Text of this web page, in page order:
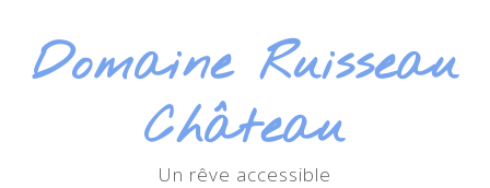
contentDomaine Ruisseau
Château
Un rêve accessible